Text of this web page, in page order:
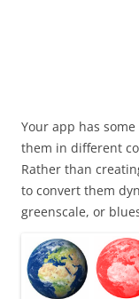
Your app has
them in different
Rather than
to convert them
greenscale, or